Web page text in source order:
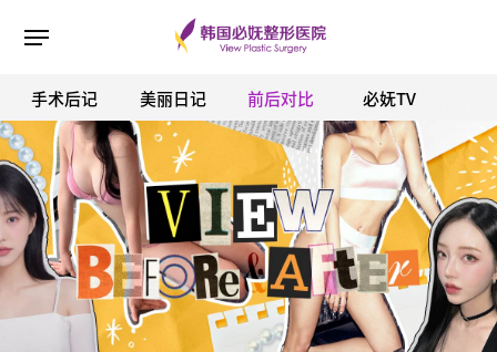
ESC 버튼을 누르면 검색창을 닫을 수 있습니다.
手术后记 美丽日记 前后对比 必妩TV